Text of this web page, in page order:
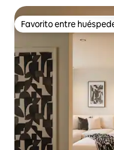
Favorito entre
Favorito entre